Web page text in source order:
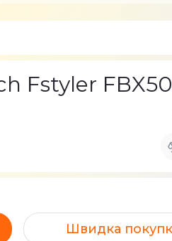
Fstyler
Швидка